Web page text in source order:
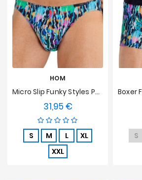
HOM
Micro Slip Funky Styles Pop Explosion HOM Limited Edition
31,95 €Preis
S M L
XL
XXL
S